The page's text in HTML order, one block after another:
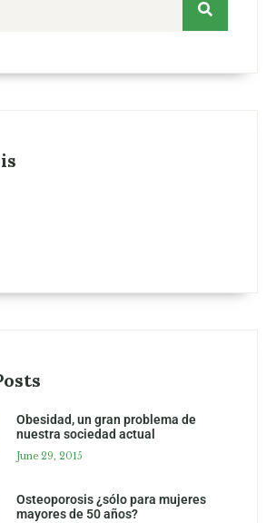
Obesidad, un gran problema de
nuestra sociedad actual
June 29, 2015
Osteoporosis ¿sólo para mujeres
mayores de 50 años?